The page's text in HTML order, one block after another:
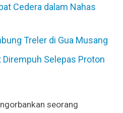
Cedera dalam Nahas
Treler di Gua Musang
Dirempuh Selepas Proton
seorang